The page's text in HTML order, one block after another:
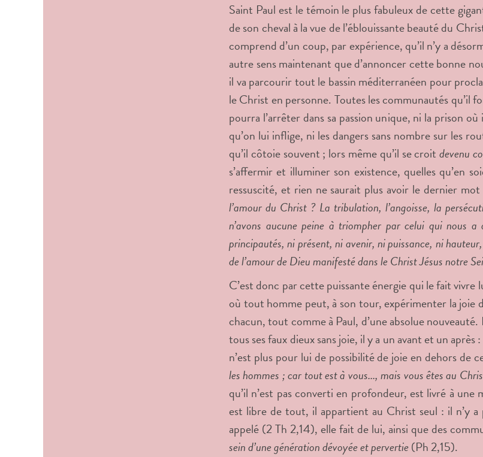
Saint Paul est le témoin le plus fabuleux de cette
de son cheval à la vue de l’éblouissante beauté du
comprend d’un coup, par expérience, qu’il n’y a
autre sens maintenant que d’annoncer cette bonne
il va parcourir tout le bassin méditerranéen pour
le Christ en personne. Toutes les communautés qu’il
pourra l’arrêter dans sa passion unique, ni la prison
qu’on lui inflige, ni les dangers sans nombre sur les
qu’il côtoie souvent ; lors même qu’il se croitdevenu
s’affermir et illuminer son existence, quelles qu’en
ressuscité, et rien ne saurait plus avoir le dernier
l’amour du Christ ? La tribulation, l’angoisse, la
n’avons aucune peine à triompher par celui qui nous
principautés, ni présent, ni avenir, ni puissance, ni
de l’amour de Dieu manifesté dans le Christ Jésus notre
C’est donc par cette puissante énergie qui le fait
où tout homme peut, à son tour, expérimenter la joie
chacun, tout comme à Paul, d’une absolue
tous ses faux dieux sans joie, il y a un avant et un
n’est plus pour lui de possibilité de joie en dehors de
les hommes ; car tout est à vous..., mais vous êtes au
qu’il n’est pas converti en profondeur, est livré à
est libre de tout, il appartient au Christ seul : il n’y
appelé (2 Th 2,14), elle fait de lui, ainsi que des
sein d’une génération dévoyée et pervertie(Ph 2,15).